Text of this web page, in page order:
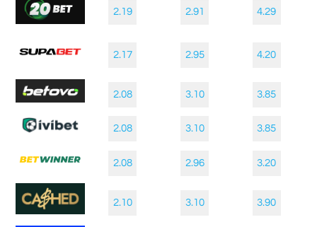
2.19 2.91 4.29
2.17 2.95 4.20
2.08 3.10 3.85
2.08 3.10 3.85
2.08 2.96 3.20
2.10 3.10 3.90